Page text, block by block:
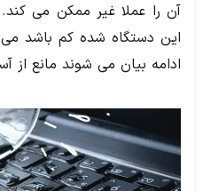
آن را عملا غیر ممکن می کند.
این دستگاه شده کم باشد می
ادامه بیان می شوند مانع